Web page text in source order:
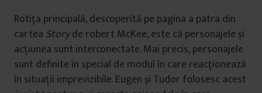
Rotiţa principală, descoperită pe pagina a patra din
cartea Storyde robert McKee, este că personajele şi
acţiunea sunt interconectate. Mai precis, personajele
sunt definite în special de modul în care reacţionează
în situaţii imprevizibile. Eugen şi Tudor folosesc acest